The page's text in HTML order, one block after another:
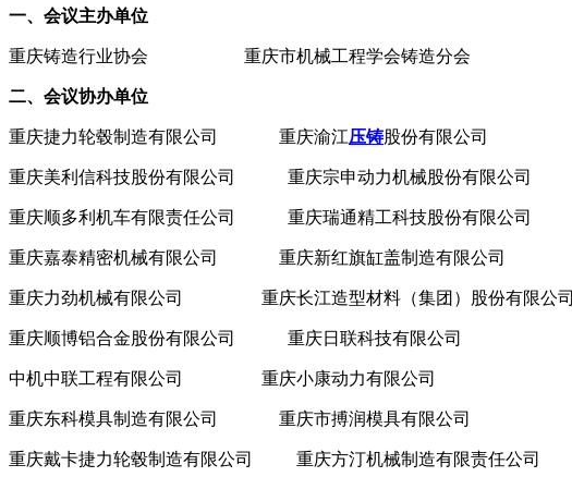
一、会议主办单位
重庆铸造行业协会 重庆市机械工程学会铸造分会
二、会议协办单位
重庆捷力轮毂制造有限公司 重庆渝江压铸股份有限公司
重庆美利信科技股份有限公司 重庆宗申动力机械股份有限公司
重庆顺多利机车有限责任公司 重庆瑞通精工科技股份有限公司
重庆嘉泰精密机械有限公司 重庆新红旗缸盖制造有限公司
重庆力劲机械有限公司 重庆长江造型材料（集团）股份有限公司
重庆顺博铝合金股份有限公司 重庆日联科技有限公司
中机中联工程有限公司 重庆小康动力有限公司
重庆东科模具制造有限公司 重庆市搏润模具有限公司
重庆戴卡捷力轮毂制造有限公司 重庆方汀机械制造有限责任公司